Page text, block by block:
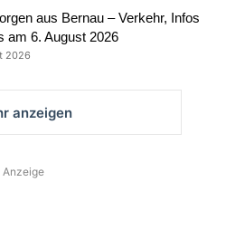
aus Bernau – Verkehr, Infos
am 6. August 2026
2026
anzeigen
Anzeige